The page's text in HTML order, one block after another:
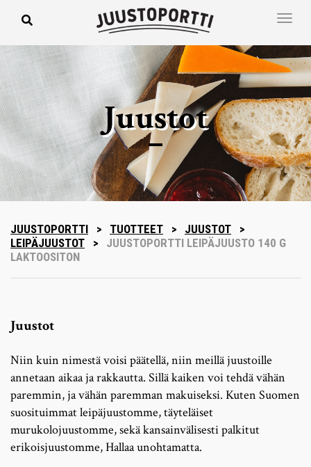
Juustot
JUUSTOPORTTI > TUOTTEET > JUUSTOT
>
LEIPÄJUUSTOT
>
JUUSTOPORTTI LEIPÄJUUSTO 140 G
LAKTOOSITON
Juustot
Niin kuin nimestä voisi päätellä, niin meillä juustoille
annetaan aikaa ja rakkautta. Sillä kaiken voi tehdä vähän
paremmin, ja vähän paremman makuiseksi. Kuten Suomen
suosituimmat leipäjuustomme, täyteläiset
murukolojuustomme, sekä kansainvälisesti palkitut
erikoisjuustomme, Hallaa unohtamatta.